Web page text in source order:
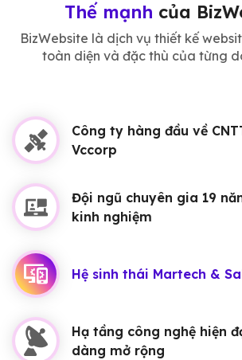
Thế mạnh của
BizWebsite là dịch vụ thiết kế
toàn diện và đặc thù của từng
Công ty hàng đầu về
Vccorp
Đội ngũ chuyên gia 19
kinh nghiệm
Hệ sinh thái Martech &
Hạ tầng công nghệ hiện
dàng mở rộng